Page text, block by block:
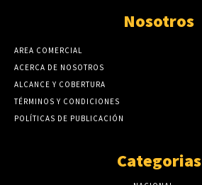
Nosotros
AREA COMERCIAL
ACERCA DE NOSOTROS
ALCANCE Y COBERTURA
TÉRMINOS Y CONDICIONES
POLÍTICAS DE PUBLICACIÓN
Categorias